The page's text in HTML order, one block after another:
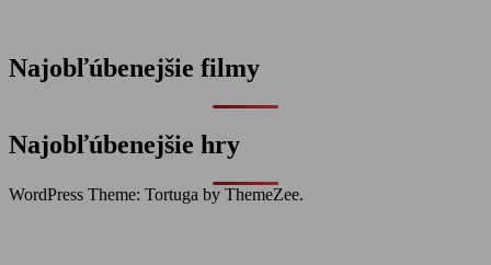
Najobľúbenejšie filmy
Najobľúbenejšie hry
WordPress Theme: Tortuga by ThemeZee.